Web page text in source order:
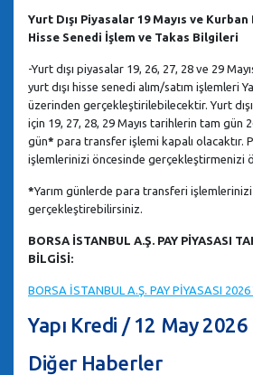
Yurt Dışı Piyasalar 19 Mayıs ve
Hisse Senedi İşlem ve Takas Bilgileri
-Yurt dışı piyasalar 19, 26, 27, 28 ve 29
yurt dışı hisse senedi alım/satım işlemleri
üzerinden gerçekleştirilebilecektir. Yurt
için 19, 27, 28, 29 Mayıs tarihlerin tam gün
gün* para transfer işlemi kapalı olacaktır.
işlemlerinizi öncesinde gerçekleştirmenizi
*Yarım günlerde para transferi
gerçekleştirebilirsiniz.
BORSA İSTANBUL A.Ş. PAY PİYASASI
BİLGİSİ:
BORSA İSTANBUL A.Ş. PAY PİYASASI
Yapı Kredi / 12 May 2026
Diğer Haberler